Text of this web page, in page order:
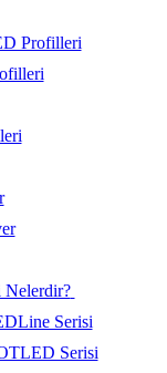
Profilleri
Serisi
Serisi